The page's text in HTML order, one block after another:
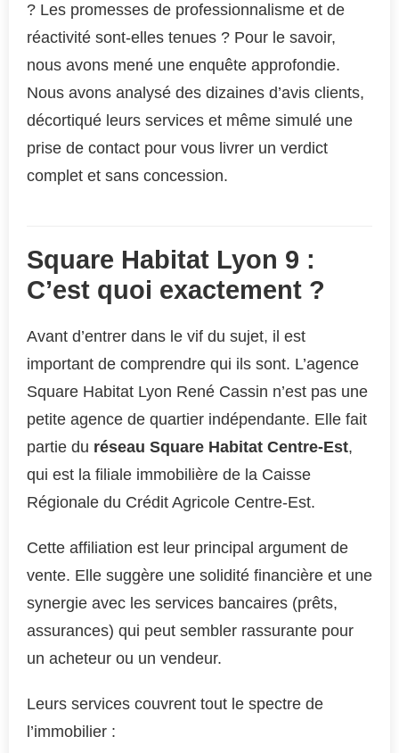
? Les promesses de professionnalisme et de
réactivité sont-elles tenues ? Pour le savoir,
nous avons mené une enquête approfondie.
Nous avons analysé des dizaines d’avis clients,
décortiqué leurs services et même simulé une
prise de contact pour vous livrer un verdict
complet et sans concession.
Square Habitat Lyon 9 :
C’est quoi exactement ?
Avant d’entrer dans le vif du sujet, il est
important de comprendre qui ils sont. L’agence
Square Habitat Lyon René Cassin n’est pas une
petite agence de quartier indépendante. Elle fait
partie du réseau Square Habitat Centre-Est,
qui est la filiale immobilière de la Caisse
Régionale du Crédit Agricole Centre-Est.
Cette affiliation est leur principal argument de
vente. Elle suggère une solidité financière et une
synergie avec les services bancaires (prêts,
assurances) qui peut sembler rassurante pour
un acheteur ou un vendeur.
Leurs services couvrent tout le spectre de
l’immobilier :